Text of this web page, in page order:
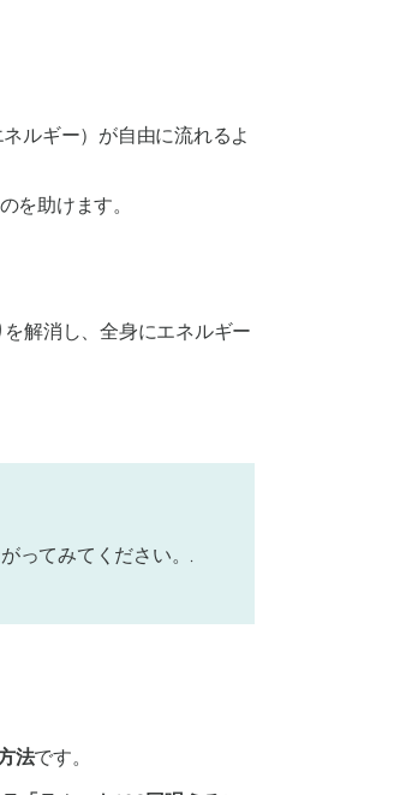
ネルギー）が自由に流れるよ
を助けます。
解消し、全身にエネルギー
ってみてください。.
法です。